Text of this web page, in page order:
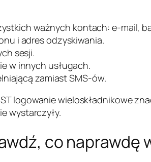
ważnych kontach: e-mail,
i adres odzyskiwania.
sesji.
w innych usługach.
zamiast SMS-ów.
logowanie wieloskładnikowe
wystarczyły.
co naprawdę